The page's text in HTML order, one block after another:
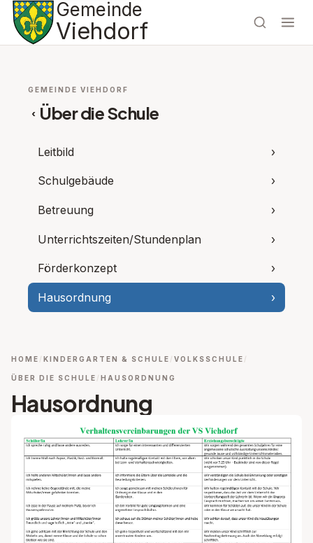
Gemeinde
Viehdorf
GEMEINDE VIEHDORF
‹ Über die Schule
Leitbild ›
Schulgebäude ›
Betreuung ›
Unterrichtszeiten/Stundenplan ›
Förderkonzept ›
Hausordnung ›
HOME KINDERGARTEN & SCHULE VOLKSSCHULE
ÜBER DIE SCHULE HAUSORDNUNG
Hausordnung